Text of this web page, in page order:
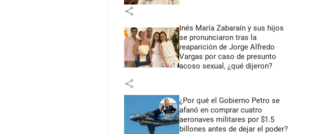
share
Inés María Zabaraín y sus hijos
se pronunciaron tras la
reaparición de Jorge Alfredo
Vargas por caso de presunto
acoso sexual, ¿qué dijeron?
share
¿Por qué el Gobierno Petro se
afanó en comprar cuatro
aeronaves militares por $1.5
billones antes de dejar el poder?